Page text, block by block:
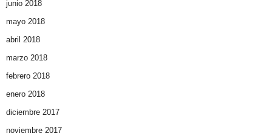
junio 2018
mayo 2018
abril 2018
marzo 2018
febrero 2018
enero 2018
diciembre 2017
noviembre 2017